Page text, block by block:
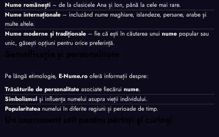
Nume românești – de la clasicele Ana și Ion, până la cele mai rare.
Nume internaționale – incluzând nume maghiare, islandeze, persane, arabe și
multe altele.
Nume moderne și tradiționale – fie că ești în căutarea unui nume popular sau
unic, găsești opțiuni pentru orice preferință.
Semnificație și personalitate
Pe lângă etimologie, E-Nume.ro oferă informații despre:
Trăsăturile de personalitate asociate fiecărui nume.
Simbolismul și influența numelui asupra vieții individului.
Popularitatea numelui în diferite regiuni și perioade de timp.
Un instrument util pentru părinți și curioși